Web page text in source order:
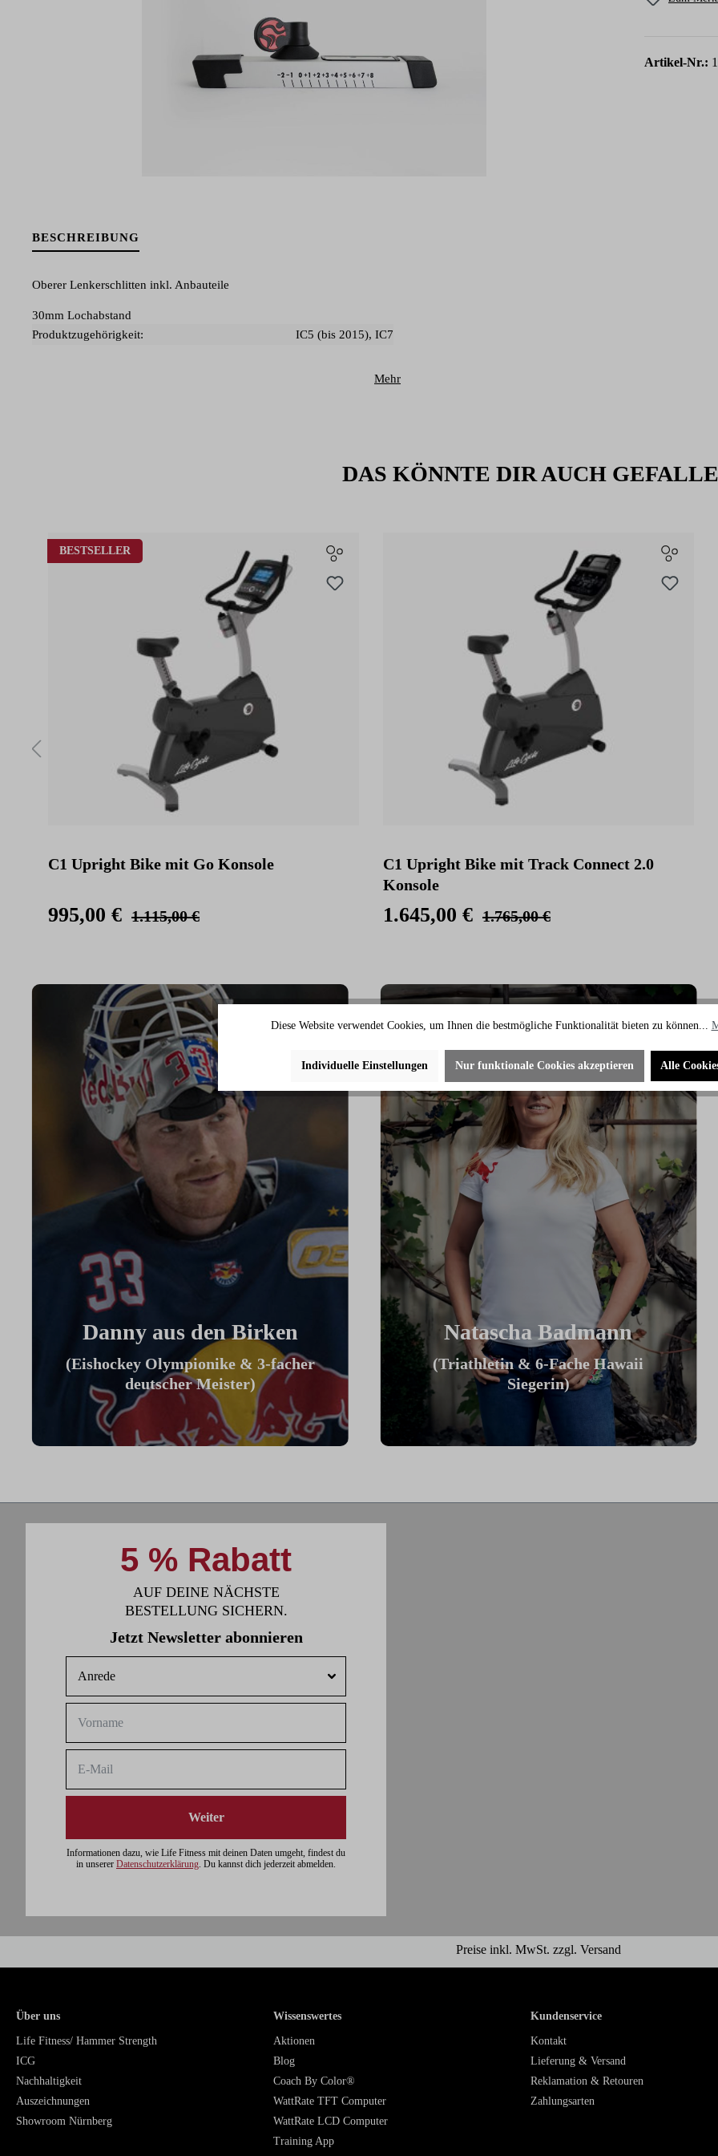
Artikel-Nr.:
BESCHREIBUNG
Oberer Lenkerschlitten inkl. Anbauteile
30mm Lochabstand
Produktzugehörigkeit:
IC5 (bis 2015), IC7
Mehr
DAS KÖNNTE DIR AUCH
Produktgalerie überspringen
BESTSELLER
C1 Upright Bike mit Go Konsole
995,00 € 1.115,00 €
C1 Upright Bike mit Track Connect 2.0
Konsole
1.645,00 € 1.765,00 €
Danny aus den Birken
(Eishockey Olympionike & 3-facher
deutscher Meister)
"Ich benutze das Bike jeden Tag und es
hilft mir außerhalb des Eises an meiner
Natascha Badmann
(Triathletin & 6-Fache Hawaii
Siegerin)
„Ich finde mein ICG Bike großartig,
weil ich es meiner TT Position optimal
5 % Rabatt
AUF DEINE NÄCHSTE
BESTELLUNG SICHERN.
Jetzt Newsletter abonnieren
Weiter
Informationen dazu, wie Life Fitness mit deinen Daten umgeht, findest du
in unserer Datenschutzerklärung. Du kannst dich jederzeit abmelden.
Preise inkl. MwSt. zzgl. Versand
Über uns
Life Fitness/ Hammer Strength
ICG
Nachhaltigkeit
Auszeichnungen
Showroom Nürnberg
Wissenswertes
Aktionen
Blog
Coach By Color®
WattRate TFT Computer
WattRate LCD Computer
Training App
Kundenservice
Kontakt
Lieferung & Versand
Reklamation & Retouren
Zahlungsarten
Diese Website verwendet Cookies, um Ihnen die bestmögliche Funktionalität bieten zu können...
Individuelle Einstellungen Nur funktionale Cookies akzeptieren Alle